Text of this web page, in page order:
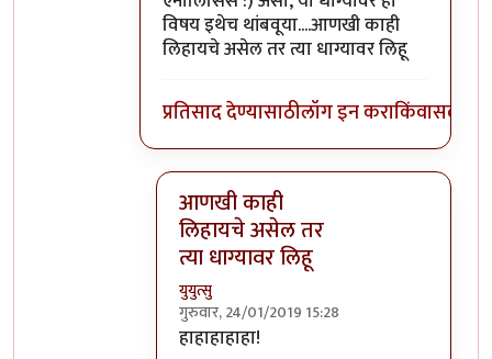
विषय इथेच थांबवूया....आणखी काही
लिहायचे असेल तर त्या धाग्यावर लिहू
प्रतिसाद देण्यासाठीलॉग इन कराकिंवासदस्य
आणखी काही
लिहायचे असेल तर
त्या धाग्यावर लिहू
युयुत्सु
गुरुवार, 24/01/2019 15:28
In reply to
हाहाहाहाहा!